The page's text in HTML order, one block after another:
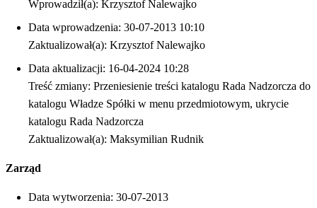
Wprowadził(a): Krzysztof Nalewajko
Data wprowadzenia: 30-07-2013 10:10
Zaktualizował(a): Krzysztof Nalewajko
Data aktualizacji: 16-04-2024 10:28
Treść zmiany: Przeniesienie treści katalogu Rada Nadzorcza do
katalogu Władze Spółki w menu przedmiotowym, ukrycie
katalogu Rada Nadzorcza
Zaktualizował(a): Maksymilian Rudnik
Zarząd
Data wytworzenia: 30-07-2013